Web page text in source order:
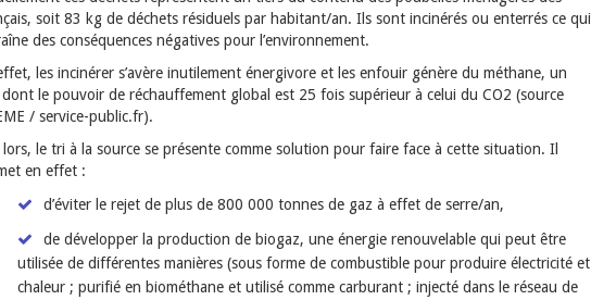
soit 83 kg de déchets résiduels par habitant/an. Ils sont incinérés ou enterrés ce qui
des conséquences négatives pour l’environnement.
les incinérer s’avère inutilement énergivore et les enfouir génère du méthane, un
dont le pouvoir de réchauffement global est 25 fois supérieur à celui du CO2 (source
/ service-public.fr).
lors, le tri à la source se présente comme solution pour faire face à cette situation. Il
en effet :
d’éviter le rejet de plus de 800 000 tonnes de gaz à effet de serre/an,
de développer la production de biogaz, une énergie renouvelable qui peut être
utilisée de différentes manières (sous forme de combustible pour produire électricité et
chaleur ; purifié en biométhane et utilisé comme carburant ; injecté dans le réseau de